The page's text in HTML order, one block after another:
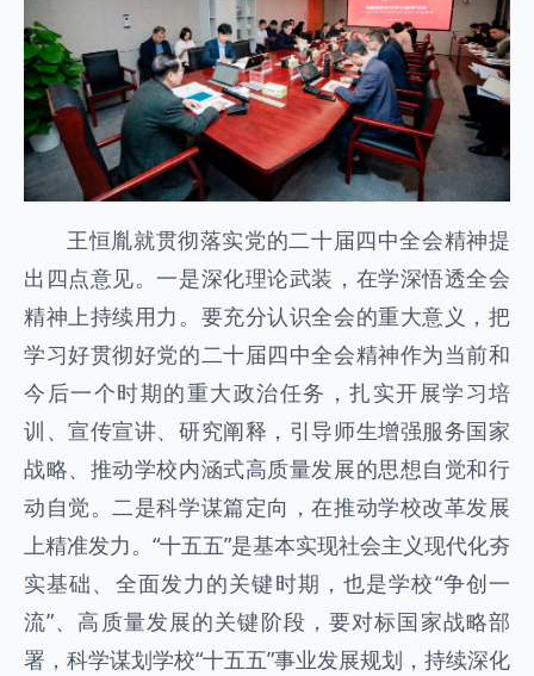
王恒胤就贯彻落实党的二十届四中全会精神提
出四点意见。一是深化理论武装，在学深悟透全会
精神上持续用力。要充分认识全会的重大意义，把
学习好贯彻好党的二十届四中全会精神作为当前和
今后一个时期的重大政治任务，扎实开展学习培
训、宣传宣讲、研究阐释，引导师生增强服务国家
战略、推动学校内涵式高质量发展的思想自觉和行
动自觉。二是科学谋篇定向，在推动学校改革发展
上精准发力。“十五五”是基本实现社会主义现代化夯
实基础、全面发力的关键时期，也是学校“争创一
流”、高质量发展的关键阶段，要对标国家战略部
署，科学谋划学校“十五五”事业发展规划，持续深化